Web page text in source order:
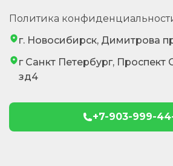
Политика
г. Новосибирск, Димитрова
г Санкт Петербург, Проспект
зд4
+7-903-999-